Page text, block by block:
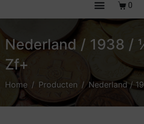
0
Nederland / 1938 /
Zf+
Home Producten Nederland /